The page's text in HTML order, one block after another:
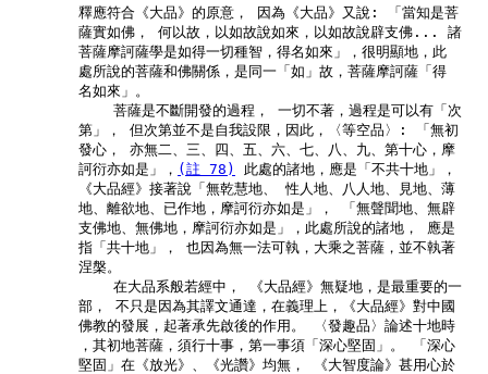
        釋應符合《大品》的原意， 因為《大品》又說: 「當知是菩
        薩實如佛， 何以故，以如故說如來，以如故說辟支佛... 諸
        菩薩摩訶薩學是如得一切種智，得名如來」，很明顯地，此
        處所說的菩薩和佛關係，是同一「如」故，菩薩摩訶薩「得
        名如來」。
            菩薩是不斷開發的過程， 一切不著，過程是可以有「次
        第」， 但次第並不是自我設限，因此，〈等空品〉: 「無初
        發心， 亦無二、三、四、五、六、七、八、九、第十心，摩
        訶衍亦如是」，
(註 78)
此處的諸地，應是「不共十地」，
        《大品經》接著說「無乾慧地、 性人地、八人地、見地、薄
        地、離欲地、已作地，摩訶衍亦如是」， 「無聲聞地、無辟
        支佛地、無佛地，摩訶衍亦如是」，此處所說的諸地， 應是
        指「共十地」， 也因為無一法可執，大乘之菩薩，並不執著
        涅槃。
            在大品系般若經中， 《大品經》無疑地，是最重要的一
        部， 不只是因為其譯文通達，在義理上，《大品經》對中國
        佛教的發展，起著承先啟後的作用。 〈發趣品〉論述十地時
        ，其初地菩薩，須行十事，第一事須「深心堅固」。 「深心
        堅固」在《放光》、《光讚》均無， 《大智度論》甚用心於